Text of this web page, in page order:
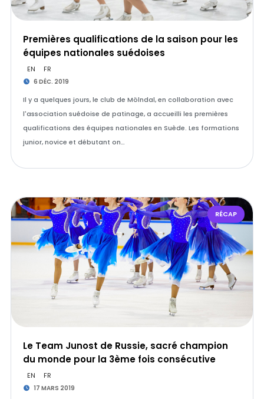
Premières qualifications de la saison pour les
équipes nationales suédoises
EN FR
6 DÉC. 2019
Il y a quelques jours, le club de Mölndal, en collaboration avec
l'association suédoise de patinage, a accueilli les premières
qualifications des équipes nationales en Suède. Les formations
junior, novice et débutant on…
RÉCAP
Le Team Junost de Russie, sacré champion
du monde pour la 3ème fois consécutive
EN FR
17 MARS 2019